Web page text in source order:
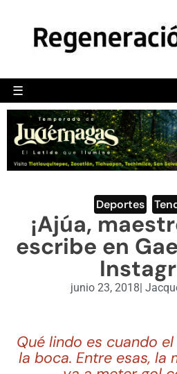
☰
OPINIÓN
ENGLISH
VIDEOS
Deportes
¡Ajúa,
escribe en
junio 23, 2018|
Qué lindo es cuando
la boca. Entre esas, la